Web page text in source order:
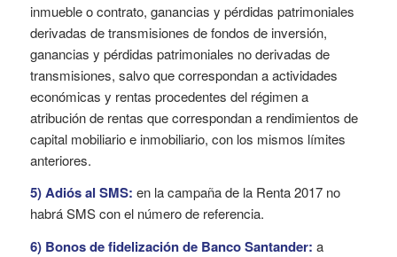
inmueble o contrato, ganancias y pérdidas patrimoniales
derivadas de transmisiones de fondos de inversión,
ganancias y pérdidas patrimoniales no derivadas de
transmisiones, salvo que correspondan a actividades
económicas y rentas procedentes del régimen a
atribución de rentas que correspondan a rendimientos de
capital mobiliario e inmobiliario, con los mismos límites
anteriores.
5) Adiós al SMS: en la campaña de la Renta 2017 no
habrá SMS con el número de referencia.
6) Bonos de fidelización de Banco Santander: a